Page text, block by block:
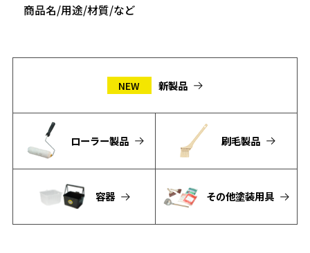
商品名/用途/材質/など
NEW 新製品
ローラー製品 刷毛製品
容器 その他塗装用具